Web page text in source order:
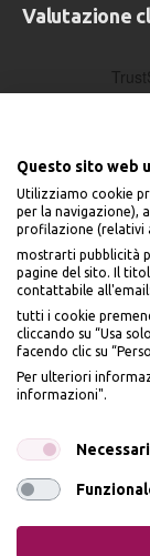
Valutazione
Accettiamo
Seguici sui
Questo sito web
Utilizziamo cookie
per la navigazione),
profilazione (relativi
mostrarti pubblicità
pagine del sito. Il
contattabile
tutti i cookie
cliccando su “Usa
facendo clic su
Per ulteriori
informazioni".
PIÙME
IL10% DI
dell’art. 13 del Reg UE 2016/679 e
promozionali. In qualsiasi momento